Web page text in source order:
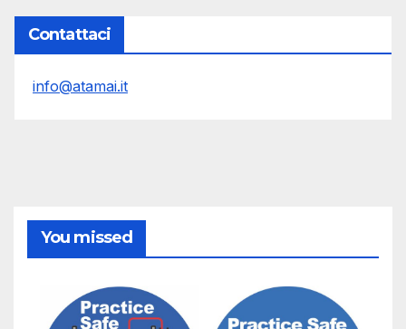
Contattaci
info@atamai.it
You missed